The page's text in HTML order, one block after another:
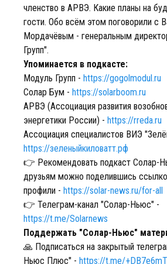
членство в АРВЭ. Какие планы на
гости. Обо всём этом поговорили с
Мордачёвым - генеральным
Групп".
Упоминается в подкасте:
Модуль Групп - https://gogolmodul.ru
Солар Бум - https://solarboom.ru
АРВЭ (Ассоциация развития
энергетики России) - https://rreda.ru
Ассоциация специалистов ВИЭ
https://зеленыйкиловатт.рф
👉 Рекомендовать подкаст Солар-
друзьям можно поделившись
профили - https://solar-news.ru/for-all
👉 Телеграм-канал "Солар-Ньюс" -
https://t.me/Solarnews
Поддержать "Солар-Ньюс"
🙏 Подписаться на закрытый
Ньюс Плюс" - https://t.me/